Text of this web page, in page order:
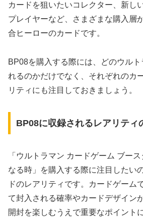
カードを狙いたいコレクター、新し
プレイヤーなど、さまざまな購入層
合ヒーローのカードです。
BP08を購入する際には、どのウル
れるのかだけでなく、それぞれのカ
リティにも注目しておきましょう。
BP08に収録されるレアリティ
「ウルトラマン カードゲーム ブー
なる時」を購入する際に注目したい
ドのレアリティです。カードゲーム
て封入される確率やカードデザイン
開封を楽しむうえで重要なポイント